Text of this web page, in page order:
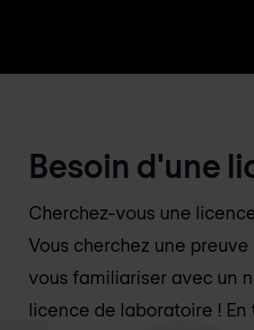
Besoin d'une
Cherchez-vous une
Vous cherchez une
vous familiariser avec un
licence de laboratoire !